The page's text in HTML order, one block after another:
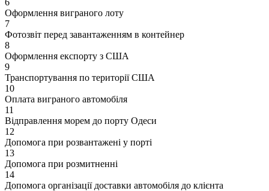
Оформлення виграного лоту
7
Фотозвіт перед завантаженням в контейнер
8
Оформлення експорту з США
9
Транспортування по території США
10
Оплата виграного автомобіля
11
Відправлення морем до порту Одеси
12
Допомога при розвантажені у порті
13
Допомога при розмитненні
14
Допомога організації доставки автомобіля до клієнта